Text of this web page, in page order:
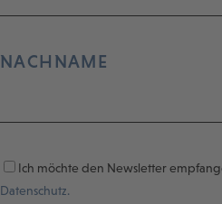
NACHNAME
Ich möchte den Newsletter
Datenschutz.